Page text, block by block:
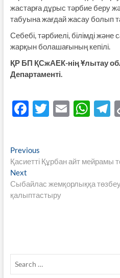
жастарға дұрыс тәрбие беру
табуына жағдай жасау болып
Себебі, тәрбиелі, білімді
жарқын болашағының кепілі.
ҚР БП ҚСжАЕК-нің Ұлытау
Департаменті.
F
b
o
T
er
E W
s
p
T
Навигация
по
записям
PreviousPrevious
post:
Қасиетті Құрбан айт мейрамы
NextNext
post:
Сыбайлас жемқорлыққа
қалыптастыру